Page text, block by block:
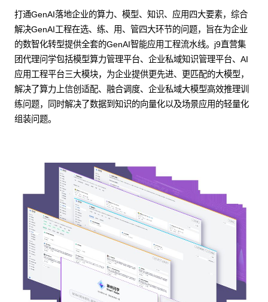
打通GenAI落地企业的算力、模型、知识、应用四大要素，综合
解决GenAI工程在选、练、用、管四大环节的问题，旨在为企业
的数智化转型提供全套的GenAI智能应用工程流水线。j9直营集
团代理问学包括模型算力管理平台、企业私域知识管理平台、AI
应用工程平台三大模块，为企业提供更先进、更匹配的大模型，
解决了算力上信创适配、融合调度、企业私域大模型高效推理训
练问题，同时解决了数据到知识的向量化以及场景应用的轻量化
组装问题。